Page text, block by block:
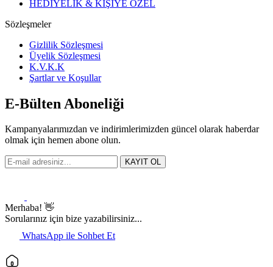
HEDİYELİK & KİŞİYE ÖZEL
Sözleşmeler
Gizlilik Sözleşmesi
Üyelik Sözleşmesi
K.V.K.K
Şartlar ve Koşullar
E-Bülten Aboneliği
Kampanyalarımızdan ve indirimlerimizden güncel olarak haberdar
olmak için hemen abone olun.
KAYIT OL
Merhaba! 👋
Sorularınız için bize yazabilirsiniz...
WhatsApp ile Sohbet Et